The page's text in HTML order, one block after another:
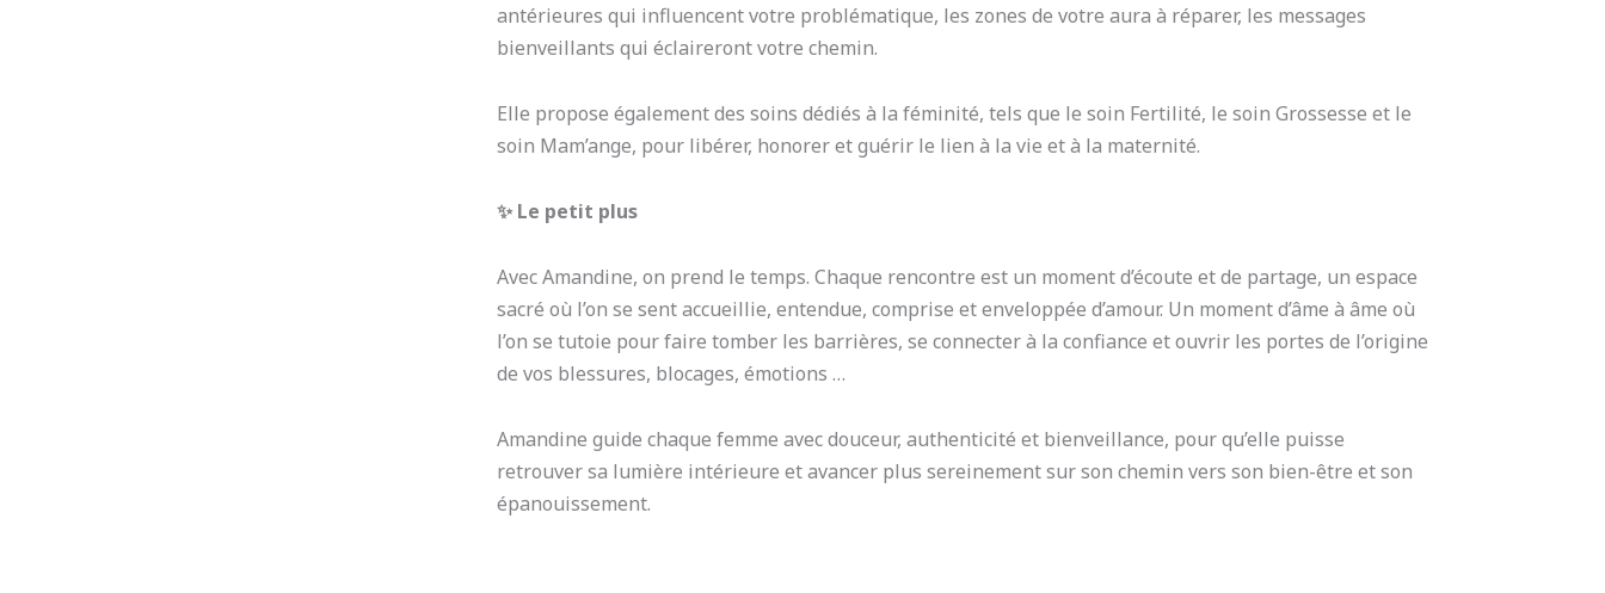
antérieures qui influencent votre problématique, les zones de votre aura à réparer, les messages
bienveillants qui éclaireront votre chemin.
Elle propose également des soins dédiés à la féminité, tels que le soin Fertilité, le soin Grossesse et le
soin Mam’ange, pour libérer, honorer et guérir le lien à la vie et à la maternité.
✨ Le petit plus
Avec Amandine, on prend le temps. Chaque rencontre est un moment d’écoute et de partage, un espace
sacré où l’on se sent accueillie, entendue, comprise et enveloppée d’amour. Un moment d’âme à âme où
l’on se tutoie pour faire tomber les barrières, se connecter à la confiance et ouvrir les portes de l’origine
de vos blessures, blocages, émotions …
Amandine guide chaque femme avec douceur, authenticité et bienveillance, pour qu’elle puisse
retrouver sa lumière intérieure et avancer plus sereinement sur son chemin vers son bien-être et son
épanouissement.